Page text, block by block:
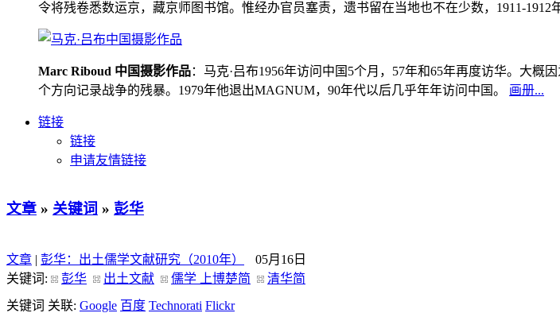
令将残卷悉数运京，藏京师图书馆。惟经办官员塞责，遗书留在当地也不在少数，1911-1912
Marc Riboud 中国摄影作品：马克·吕布1956年访问中国5个月，57年和65年再度访华。大
个方向记录战争的残暴。1979年他退出MAGNUM，90年代以后几乎年年访问中国。 画册...
链接
链接
申请友情链接
文章 » 关键词 » 彭华
文章 | 彭华：出土儒学文献研究（2010年）
05月16日
关键词:
彭华 出土文献 儒学 上博楚简
清华简
关键词 关联: Google 百度 Technorati Flickr